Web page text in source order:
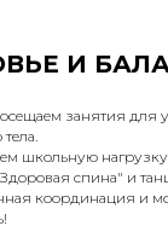
И
занятия для
школьную
спина" и
координация и